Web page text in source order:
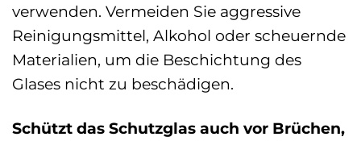
verwenden. Vermeiden Sie aggressive
Reinigungsmittel, Alkohol oder scheuernde
Materialien, um die Beschichtung des
Glases nicht zu beschädigen.
Schützt das Schutzglas auch vor Brüchen,